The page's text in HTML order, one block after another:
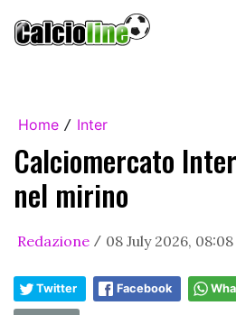
Home / Inter
Calciomercato
nel mirino
Redazione / 08 July 2026, 08:08
Twitter Facebook